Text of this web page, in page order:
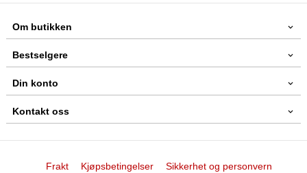
Om butikken
Bestselgere
Din konto
Kontakt oss
Frakt Kjøpsbetingelser Sikkerhet og personvern